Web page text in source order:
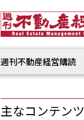
週刊不動産経営購読
主なコンテンツ